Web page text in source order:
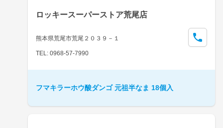
ロッキースーパーストア荒尾店
熊本県荒尾市荒尾２０３９－１
TEL: 0968-57-7990
フマキラーホウ酸ダンゴ 元祖半なま 18個入